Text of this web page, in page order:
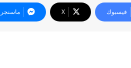
فيسبوك ‫X ماسنجر